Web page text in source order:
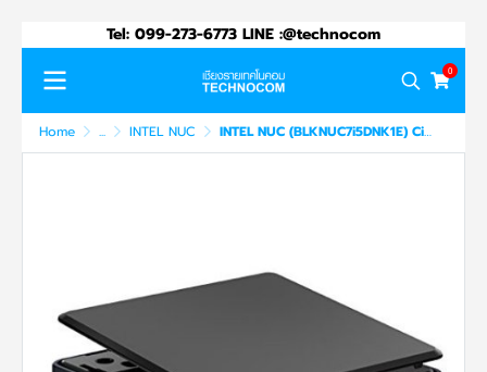
Tel: 099-273-6773 LINE :@technocom
0
Home ... INTEL NUC INTEL NUC (BLKNUC7i5DNK1E) Ci5-7300U/VPRO 4GB SSD120GB/WIN10PRO